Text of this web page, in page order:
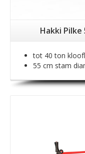
Hakki Pilke
tot 40 ton
55 cm stam